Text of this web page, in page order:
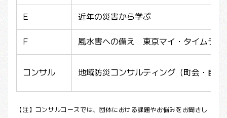
E 近年の災害から学ぶ
F 風水害への備え 東京マイ・タイムライ
コンサル 地域防災コンサルティング（町会・自
【注】コンサルコースでは、団体における課題やお悩みをお聞きし